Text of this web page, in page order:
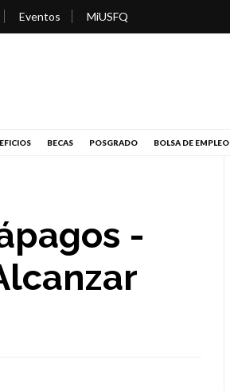
Eventos MiUSFQ
BECAS POSGRADO BOLSA DE EMPLEO
-